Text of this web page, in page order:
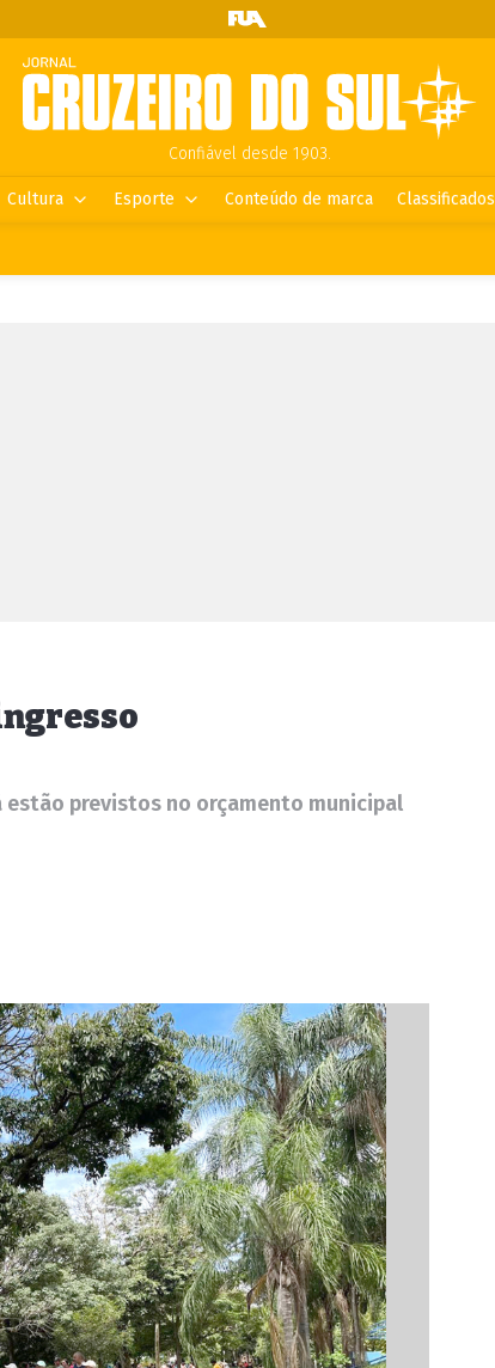
Confiável desde 1903.
Cultura Esporte Conteúdo de marca Classificados
estão previstos no orçamento municipal